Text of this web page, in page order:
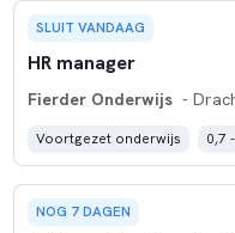
SLUIT VANDAAG
HR manager
Fierder Onderwijs -
Voortgezet onderwijs 0,7
NOG 7 DAGEN